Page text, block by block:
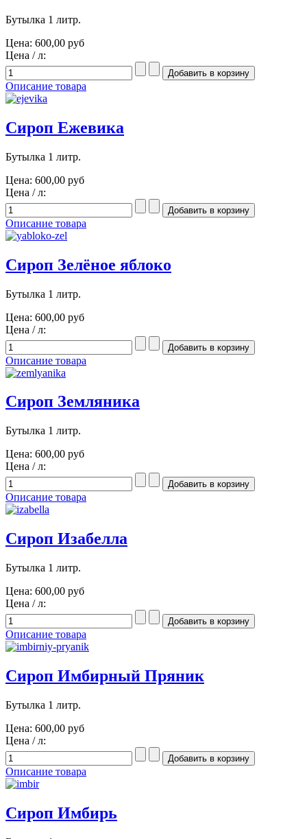
Бутылка 1 литр.
Цена: 600,00 руб
Цена / л:
Описание товара
Сироп Ежевика
Бутылка 1 литр.
Цена: 600,00 руб
Цена / л:
Описание товара
Сироп Зелёное яблоко
Бутылка 1 литр.
Цена: 600,00 руб
Цена / л:
Описание товара
Сироп Земляника
Бутылка 1 литр.
Цена: 600,00 руб
Цена / л:
Описание товара
Сироп Изабелла
Бутылка 1 литр.
Цена: 600,00 руб
Цена / л:
Описание товара
Сироп Имбирный Пряник
Бутылка 1 литр.
Цена: 600,00 руб
Цена / л:
Описание товара
Сироп Имбирь